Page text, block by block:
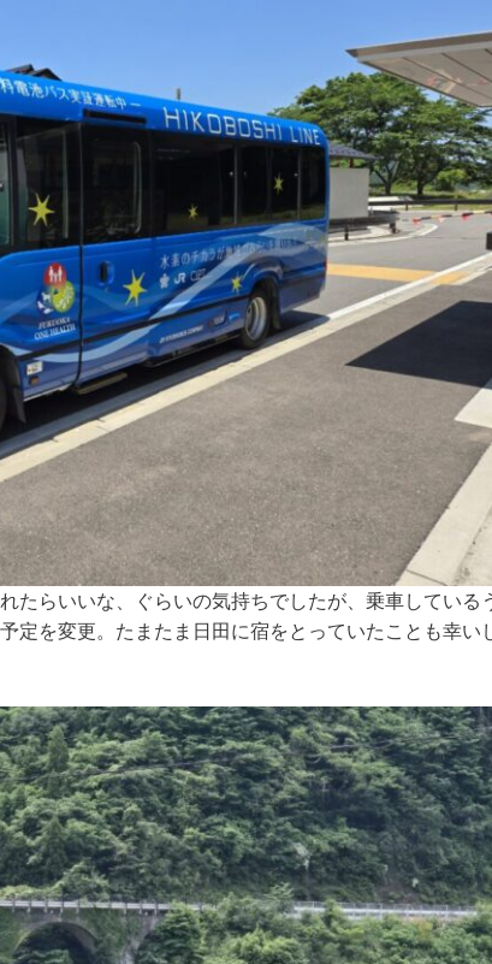
たらいいな、ぐらいの気持ちでしたが、乗車している
定を変更。たまたま日田に宿をとっていたことも幸い